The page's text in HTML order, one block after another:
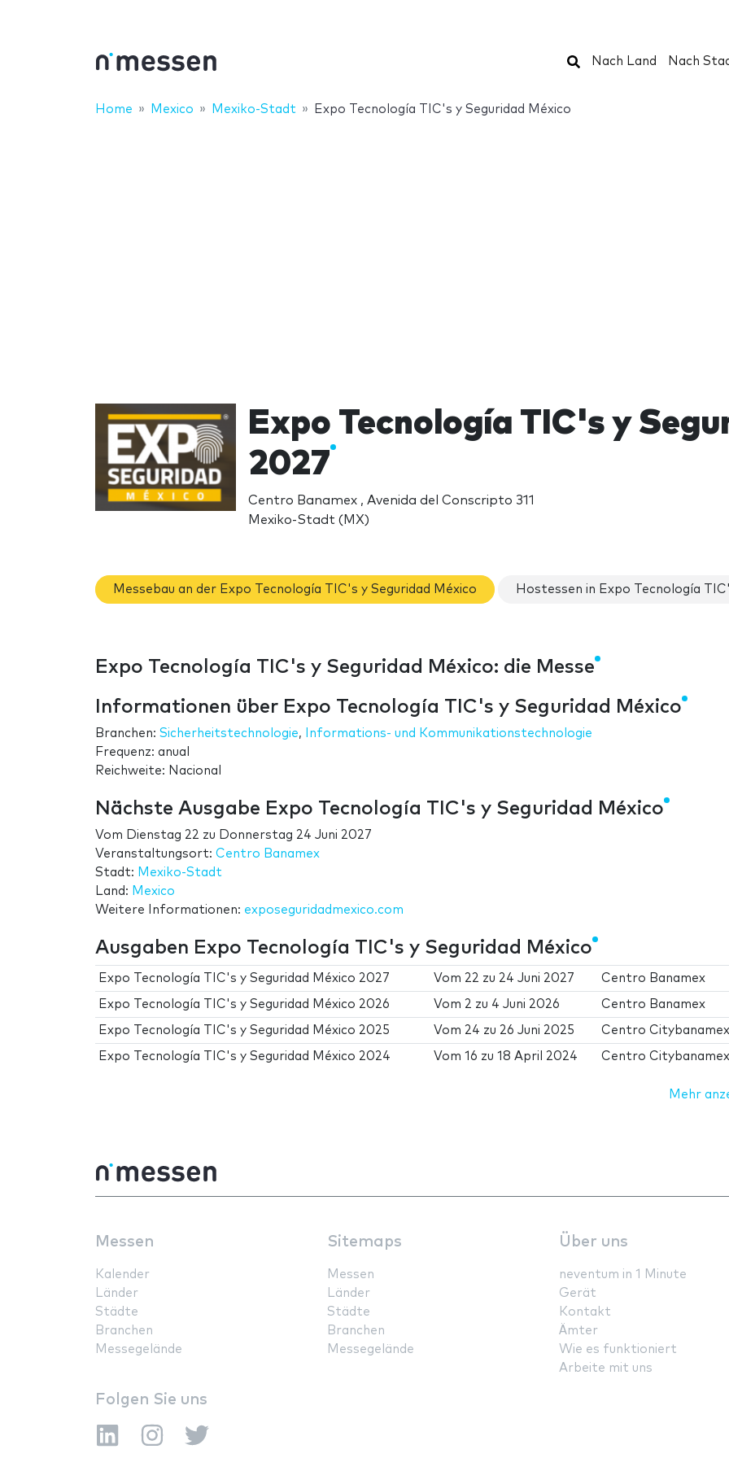
Suchen
Nach Land Nach
Home Mexico Mexiko-Stadt Expo Tecnología TIC's y Seguridad México
Expo Tecnología TIC's y
2027
Centro Banamex , Avenida del Conscripto 311
Mexiko-Stadt (MX)
Messebau an der Expo Tecnología TIC's y Seguridad México Hostessen in Expo Tecnología
Expo Tecnología TIC's y Seguridad México: die Messe
Informationen über Expo Tecnología TIC's y Seguridad México
Branchen: Sicherheitstechnologie,
Informations- und Kommunikationstechnologie
Frequenz: anual
Reichweite: Nacional
Nächste Ausgabe Expo Tecnología TIC's y Seguridad México
Vom Dienstag 22 zu Donnerstag 24 Juni 2027
Veranstaltungsort: Centro Banamex
Stadt: Mexiko-Stadt
Land: Mexico
Weitere Informationen: exposeguridadmexico.com
Ausgaben Expo Tecnología TIC's y Seguridad México
Expo Tecnología TIC's y Seguridad México 2027 Vom 22 zu 24 Juni 2027 Centro Banamex
Expo Tecnología TIC's y Seguridad México 2026 Vom 2 zu 4 Juni 2026 Centro Banamex
Expo Tecnología TIC's y Seguridad México 2025 Vom 24 zu 26 Juni 2025 Centro
Expo Tecnología TIC's y Seguridad México 2024 Vom16 zu18 April 2024 Centro
Mehr
Messen
Kalender
Länder
Städte
Branchen
Messegelände
Sitemaps
Messen
Länder
Städte
Branchen
Messegelände
Über uns
neventum in 1 Minute
Gerät
Kontakt
Ämter
Wie es funktioniert
Arbeite mit uns
Folgen Sie uns